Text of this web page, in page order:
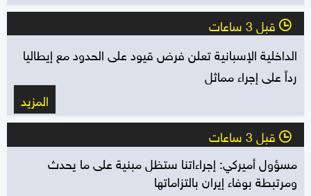
l قبل 3 ساعات
الداخلية الإسبانية تعلن فرض قيود على الحدود مع إيطاليا
رداً على إجراء مماثل
المزيد
l قبل 3 ساعات
مسؤول أميركي: إجراءاتنا ستظل مبنية على ما يحدث
ومرتبطة بوفاء إيران بالتزاماتها